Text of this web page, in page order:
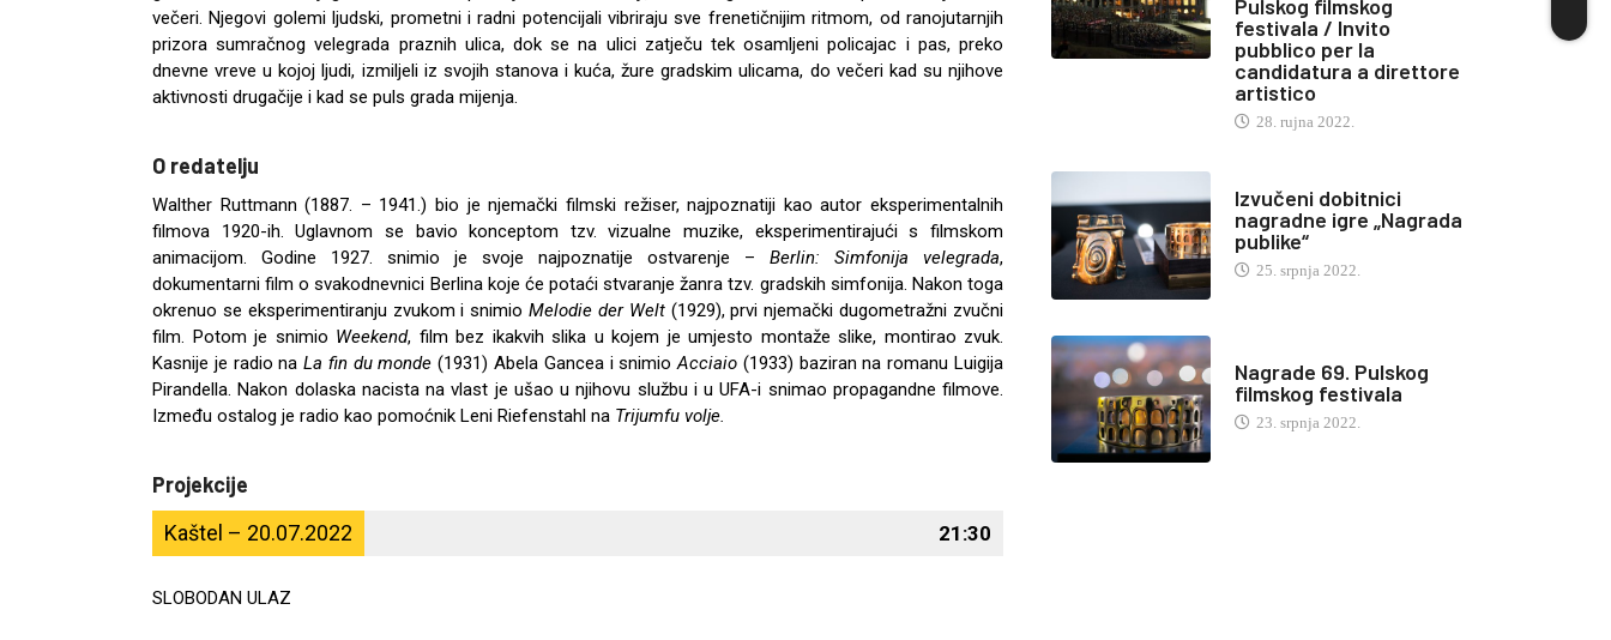
večeri. Njegovi golemi ljudski, prometni i radni potencijali vibriraju sve frenetičnijim ritmom, od ranojutarnjih
prizora sumračnog velegrada praznih ulica, dok se na ulici zatječu tek osamljeni policajac i pas, preko
dnevne vreve u kojoj ljudi, izmiljeli iz svojih stanova i kuća, žure gradskim ulicama, do večeri kad su njihove
aktivnosti drugačije i kad se puls grada mijenja.
O redatelju
Walther Ruttmann (1887. – 1941.) bio je njemački filmski režiser, najpoznatiji kao autor eksperimentalnih
filmova 1920-ih. Uglavnom se bavio konceptom tzv. vizualne muzike, eksperimentirajući s filmskom
animacijom. Godine 1927. snimio je svoje najpoznatije ostvarenje – Berlin: Simfonija velegrada,
dokumentarni film o svakodnevnici Berlina koje će potaći stvaranje žanra tzv. gradskih simfonija. Nakon toga
okrenuo se eksperimentiranju zvukom i snimioMelodie der Welt(1929), prvi njemački dugometražni zvučni
film. Potom je snimio Weekend, film bez ikakvih slika u kojem je umjesto montaže slike, montirao zvuk.
Kasnije je radio naLa fin du monde (1931) Abela Gancea i snimio Acciaio (1933) baziran na romanu Luigija
Pirandella. Nakon dolaska nacista na vlast je ušao u njihovu službu i u UFA-i snimao propagandne filmove.
Između ostalog je radio kao pomoćnik Leni Riefenstahl na Trijumfu volje.
Projekcije
Kaštel – 20.07.2022 21:30
SLOBODAN ULAZ
Pulskog filmskog
festivala / Invito
pubblico per la
candidatura a direttore
artistico
28. rujna 2022.
Izvučeni dobitnici
nagradne igre „Nagrada
publike“
25. srpnja 2022.
Nagrade 69. Pulskog
filmskog festivala
23. srpnja 2022.